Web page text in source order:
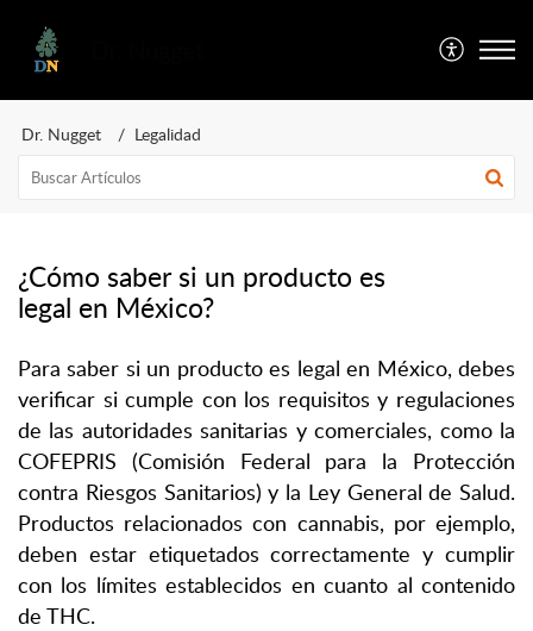
Dr. Nugget Legalidad
¿Cómo saber si un producto es
legal en México?
Para saber si un producto es legal en México, debes
verificar si cumple con los requisitos y regulaciones
de las autoridades sanitarias y comerciales, como la
COFEPRIS (Comisión Federal para la Protección
contra Riesgos Sanitarios) y la Ley General de Salud.
Productos relacionados con cannabis, por ejemplo,
deben estar etiquetados correctamente y cumplir
con los límites establecidos en cuanto al contenido
de THC.